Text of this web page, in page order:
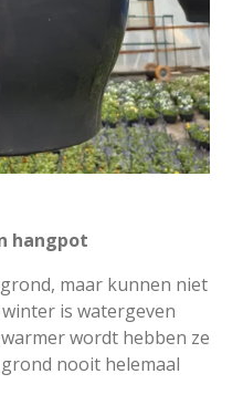
hangpot
maar kunnen niet
is watergeven
wordt hebben ze
nooit helemaal